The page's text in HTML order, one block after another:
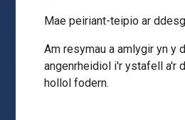
Mae peiriant-teipio ar
Am resymau a amlygir yn y
angenrheidiol i'r ystafell a'r
hollol fodern.